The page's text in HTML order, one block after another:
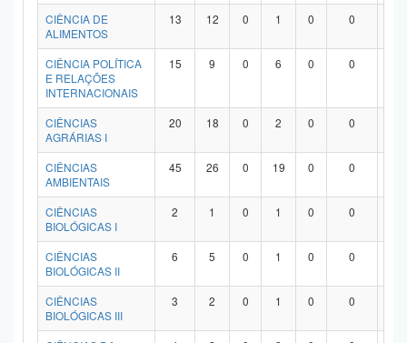
CIÊNCIA DE
ALIMENTOS
13 12 0 1 0 0
CIÊNCIA POLÍTICA
E RELAÇÕES
INTERNACIONAIS
15 9 0 6 0 0
CIÊNCIAS
AGRÁRIAS I
20 18 0 2 0 0
CIÊNCIAS
AMBIENTAIS
45 26 0 19 0 0
CIÊNCIAS
BIOLÓGICAS I
2 1 0 1 0 0
CIÊNCIAS
BIOLÓGICAS II
6 5 0 1 0 0
CIÊNCIAS
BIOLÓGICAS III
3 2 0 1 0 0